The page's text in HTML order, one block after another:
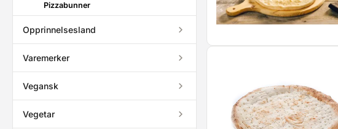
Pizzabunner
Opprinnelsesland
Varemerker
Vegansk
Vegetar